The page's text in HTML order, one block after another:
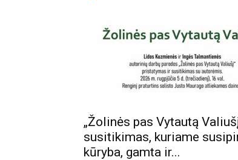
„Žolinės pas Vytautą
susitikimas, kuriame
kūryba, gamta ir...